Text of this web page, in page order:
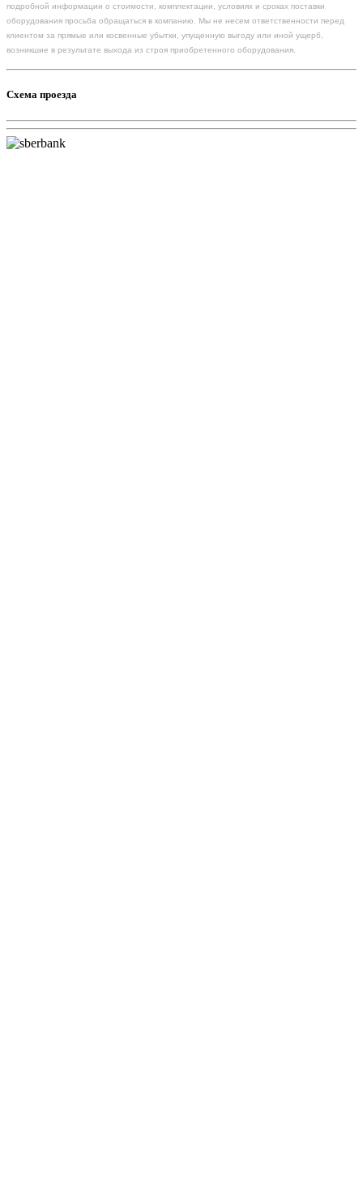
подробной информации о стоимости, комплектации, условиях и сроках поставки
оборудования просьба обращаться в компанию. Мы не несем ответственности перед
клиентом за прямые или косвенные убытки, упущенную выгоду или иной ущерб,
возникшие в результате выхода из строя приобретенного оборудования.
Схема проезда